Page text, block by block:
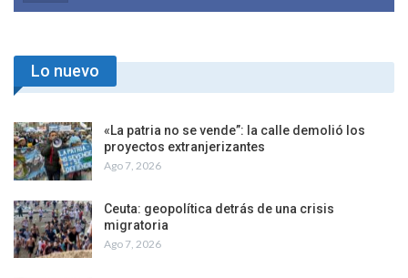
Lo nuevo
«La patria no se vende”: la calle demolió los
proyectos extranjerizantes
Ago 7, 2026
Ceuta: geopolítica detrás de una crisis
migratoria
Ago 7, 2026